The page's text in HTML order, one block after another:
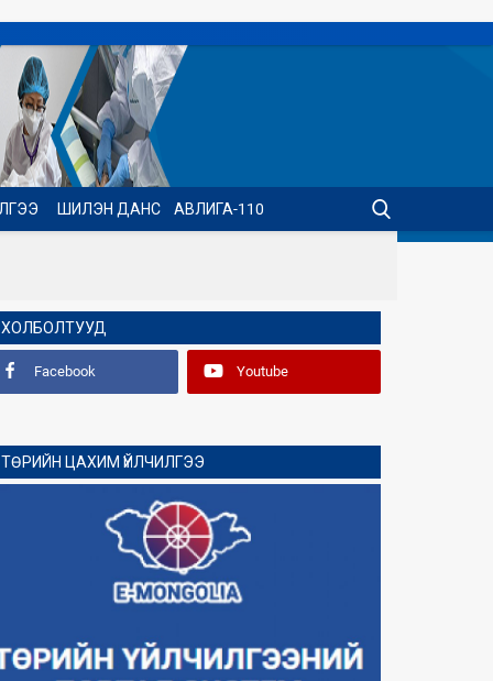
ШИЛЭН ДАНС АВЛИГА-110
ХОЛБОЛТУУД
Facebook Youtube
ТӨРИЙН ЦАХИМ ҮЙЛЧИЛГЭЭ